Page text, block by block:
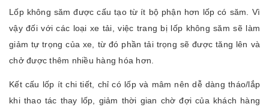
Lốp không săm được cấu tạo từ ít bộ phận hơn lốp có săm. Vì
vậy đối với các loại xe tải, việc trang bị lốp không săm sẽ làm
giảm tự trọng của xe, từ đó phần tải trọng sẽ được tăng lên và
chở được thêm nhiều hàng hóa hơn.
Kết cấu lốp ít chi tiết, chỉ có lốp và mâm nên dễ dàng tháo/lắp
khi thao tác thay lốp, giảm thời gian chờ đợi của khách hàng